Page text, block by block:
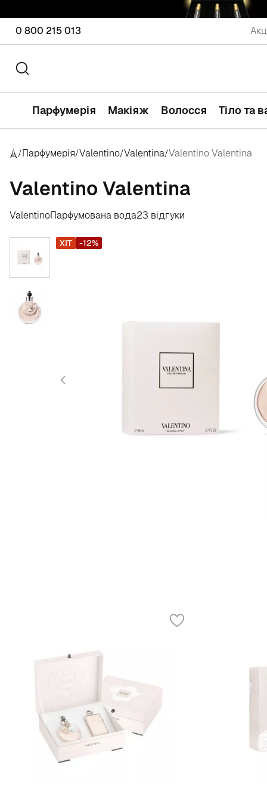
0 800 215 013
Парфумерія Макіяж Волосся Тіло та
/Парфумерія/Valentino/Valentina/Valentino Valentina
Valentino Valentina
ValentinoПарфумована вода23 відгуки
ХІТ -12%